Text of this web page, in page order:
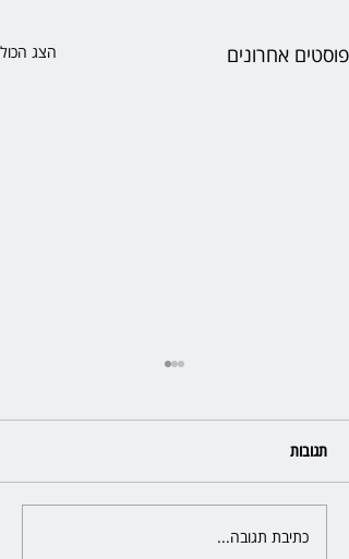
פוסטים אחרונים הצג הכול
רשת המרפאות "טרם" לא זיהתה
תגובות
כתיבת תגובה...